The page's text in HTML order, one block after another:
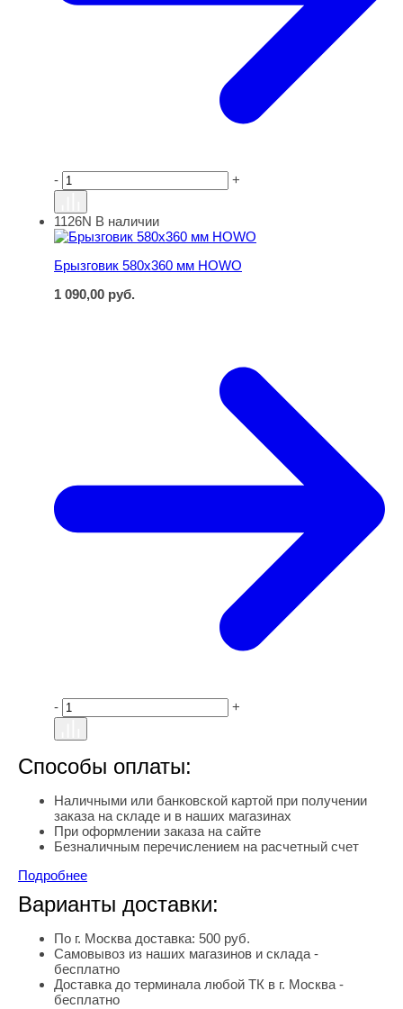
- +
Брызговик 580х360 мм HOWO
1126N В наличии
Брызговик 580х360 мм HOWO
1 090,00 руб.
- +
Способы оплаты:
Наличными или банковской картой при получении
заказа на складе и в наших магазинах
При оформлении заказа на сайте
Безналичным перечислением на расчетный счет
Подробнее
Варианты доставки:
По г. Москва доставка: 500 руб.
Самовывоз из наших магазинов и склада -
бесплатно
Доставка до терминала любой ТК в г. Москва -
бесплатно